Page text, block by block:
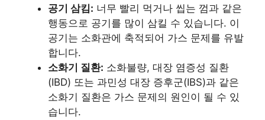
공기 삼킴: 너무 빨리 먹거나 씹는 껌과 같은
행동으로 공기를 많이 삼킬 수 있습니다. 이
공기는 소화관에 축적되어 가스 문제를 유발
합니다.
소화기 질환: 소화불량, 대장 염증성 질환
(IBD) 또는 과민성 대장 증후군(IBS)과 같은
소화기 질환은 가스 문제의 원인이 될 수 있
습니다.